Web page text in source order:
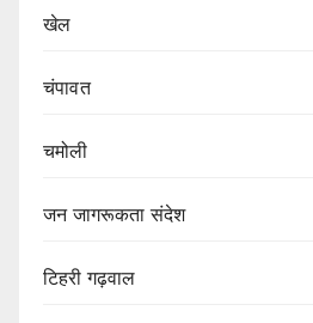
खेल
चंपावत
चमोली
जन जागरूकता संदेश
टिहरी गढ़वाल